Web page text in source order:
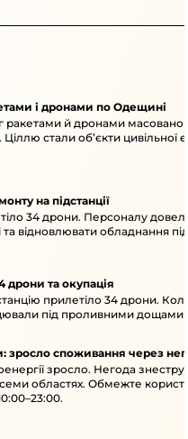
і дронами по Одещині
ракетами й дронами масовано
стали об’єкти цивільної
на підстанції
34 дрони. Персоналу
відновлювати обладнання під
дрони та окупація
прилетіло 34 дрони.
під проливними дощами
зросло споживання через
зросло. Негода
семи областях. Обмежте